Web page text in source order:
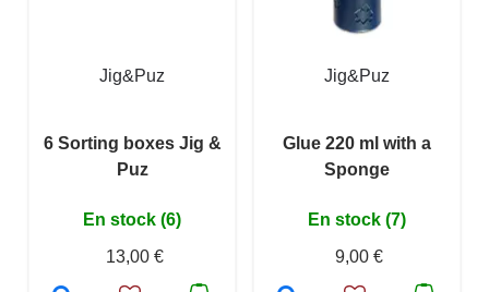
Jig&Puz
6 Sorting boxes Jig &
Puz
En stock (6)
13,00 €
Jig&Puz
Glue 220 ml with a
Sponge
En stock (7)
9,00 €